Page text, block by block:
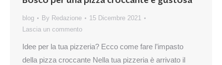
blog By Redazione
15 Dicembre 2021
Lascia un commento
Idee per la tua pizzeria? Ecco come fare l’impasto
della pizza croccante Nella tua pizzeria è arrivato il